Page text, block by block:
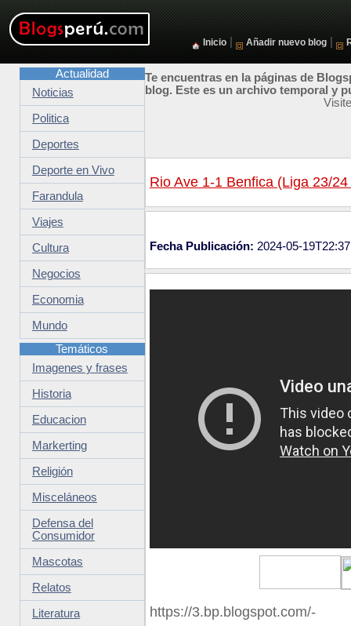
Inicio Añadir nuevo blog
Te encuentras en la páginas de
blog. Este es un archivo temporal y
Rio Ave 1-1 Benfica (Liga 23/
Fecha Publicación: 2024-05-
https://3.bp.blogspot.com/-
Actualidad
Noticias
Politica
Deportes
Deporte en Vivo
Farandula
Viajes
Cultura
Negocios
Economia
Mundo
Temáticos
Imagenes y frases
Historia
Educacion
Markerting
Religión
Misceláneos
Defensa del
Consumidor
Mascotas
Relatos
Literatura